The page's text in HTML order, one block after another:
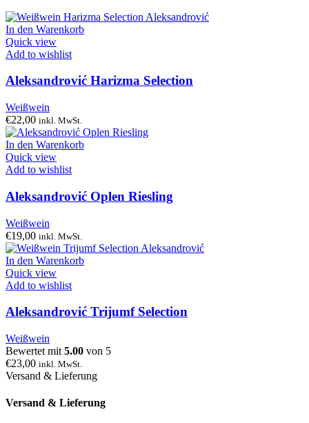
In den Warenkorb
Quick view
Add to wishlist
Aleksandrović Harizma Selection
Weißwein
€22,00 inkl. MwSt.
In den Warenkorb
Quick view
Add to wishlist
Aleksandrović Oplen Riesling
Weißwein
€19,00 inkl. MwSt.
In den Warenkorb
Quick view
Add to wishlist
Aleksandrović Trijumf Selection
Weißwein
Bewertet mit 5.00 von 5
€23,00 inkl. MwSt.
Versand & Lieferung
Versand & Lieferung